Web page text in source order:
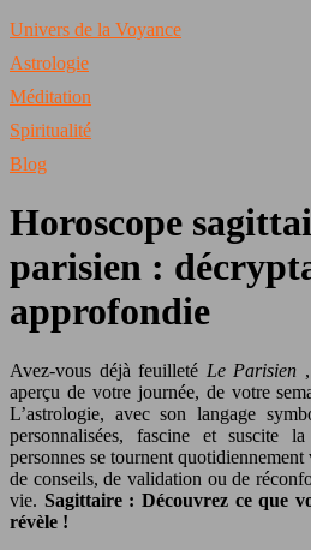
Univers de la Voyance
Astrologie
Méditation
Spiritualité
Blog
Horoscope
parisien :
approfondie
Avez-vous déjà feuilleté Le Parisien
aperçu de votre journée, de votre
L’astrologie, avec son langage
personnalisées, fascine et suscite
personnes se tournent quotidiennement
de conseils, de validation ou de
vie. Sagittaire : Découvrez ce que
révèle !